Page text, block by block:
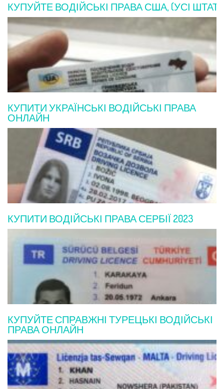
КУПУЙТЕ ВОДІЙСЬКІ ПРАВА США, (УСІ
КУПИТИ УКРАЇНСЬКІ ВОДІЙСЬКІ ПРАВА
ОНЛАЙН
КУПИТИ ВОДІЙСЬКІ ПРАВА СЕРБІЇ 2023
КУПУЙТЕ СПРАВЖНІ ТУРЕЦЬКІ ВОДІЙСЬКІ
ПРАВА ОНЛАЙН